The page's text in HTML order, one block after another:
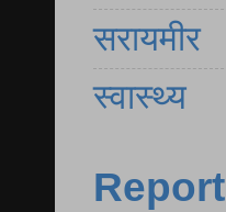
सरायमीर
स्वास्थ्य
Report